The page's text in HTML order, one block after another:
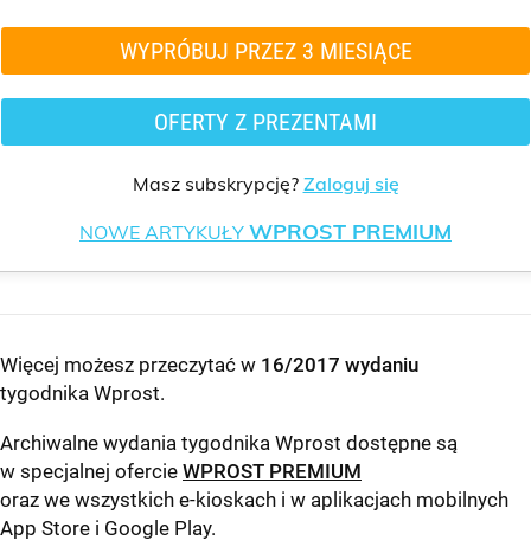
WYPRÓBUJ PRZEZ 3 MIESIĄCE
OFERTY Z PREZENTAMI
Masz subskrypcję? Zaloguj się
NOWE ARTYKUŁY WPROST PREMIUM
Więcej możesz przeczytać w 16/2017 wydaniu
tygodnika Wprost.
Archiwalne wydania tygodnika Wprost dostępne są
w specjalnej ofercie WPROST PREMIUM
oraz we wszystkich e-kioskach i w aplikacjach mobilnych
App Store i Google Play.